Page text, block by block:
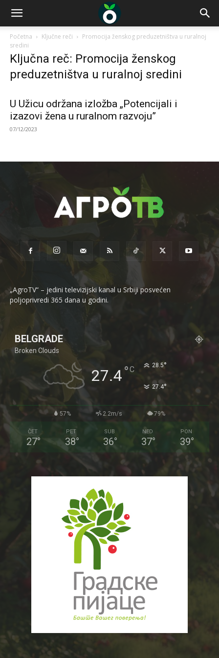
Početna Ključne reči
Promocija ženskog preduzetništva u ruralnoj
sredini
Ključna reč: Promocija ženskog
preduzetništva u ruralnoj sredini
U Užicu održana izložba „Potencijali i
izazovi žena u ruralnom razvoju”
07/12/2023
„AgroTV“ – jedini televizijski kanal u Srbiji posvećen
poljoprivredi 365 dana u godini.
BELGRADE
Broken Clouds
27.4°C 28.5°
27.4°
57% 2.2m/s 79%
ČET
27°
PET
38°
SUB
36°
NED
37°
PON
39°